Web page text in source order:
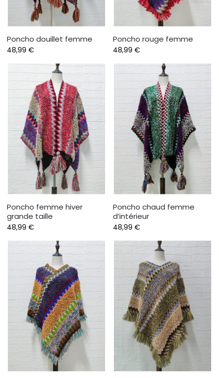
Poncho douillet femme
48,99 €
Poncho rouge femme
48,99 €
Poncho femme hiver
grande taille
48,99 €
Poncho chaud femme
d’intérieur
48,99 €